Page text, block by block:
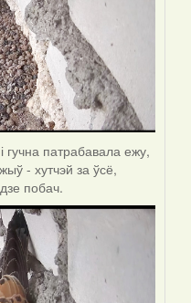
гучна патрабавала ежу,
- хутчэй за ўсё,
побач.